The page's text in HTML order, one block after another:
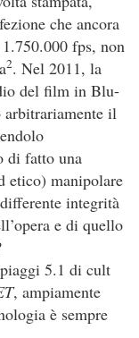
che ancora
fps, non
2. Nel 2011, la
del film in Blu-
arbitrariamente il
di fatto una
etico) manipolare
integrità
e di quello
5.1 di cult
, ampiamente
è sempre